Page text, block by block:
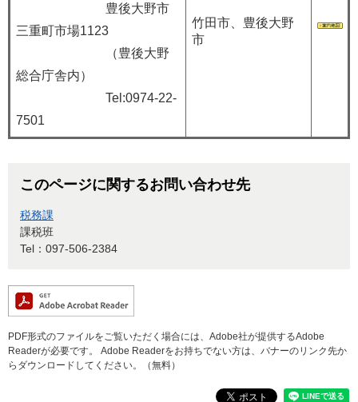
豊後大野市
三重町市場1123
（豊後大野
総合庁舎内）
Tel:0974-22-
7501
竹田市、豊後大野
市
このページに関するお問い合わせ先
税務課
課税班
Tel：097-506-2384
PDF形式のファイルをご覧いただく場合には、Adobe社が提供するAdobe
Readerが必要です。
Adobe Readerをお持ちでない方は、バナーのリンク先か
らダウンロードしてください。（無料）